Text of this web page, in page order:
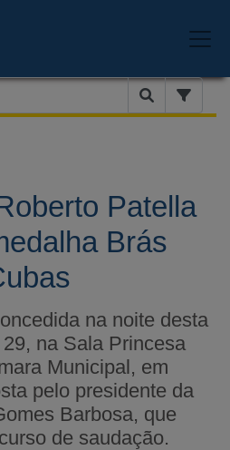
Patella
Brás
na noite desta
na Sala Princesa
Municipal, em
pelo presidente da
Barbosa, que
de saudação.